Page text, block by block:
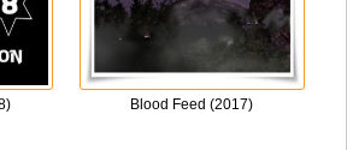
Blood Feed (2017)